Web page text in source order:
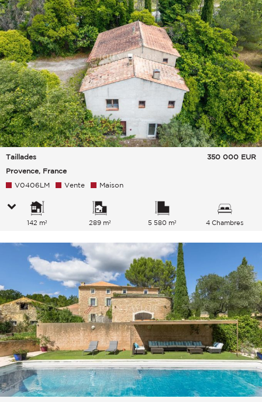
Taillades
Provence, France
350 000 EUR
V0406LM Vente Maison
142 m² 289 m² 5 580 m² 4 Chambres